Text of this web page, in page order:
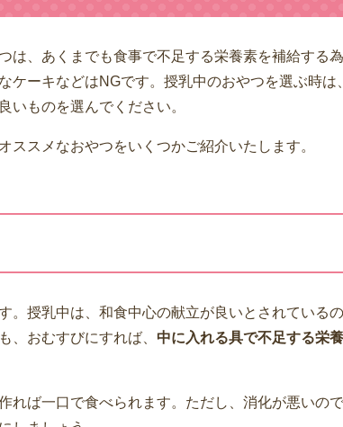
は、あくまでも食事で不足する栄養素を補給する
ケーキなどはNGです。授乳中のおやつを選ぶ時は
いものを選んでください。
ススメなおやつをいくつかご紹介いたします。
。授乳中は、和食中心の献立が良いとされている
、おむすびにすれば、 中に入れる具で不足する栄
れば一口で食べられます。ただし、消化が悪いの